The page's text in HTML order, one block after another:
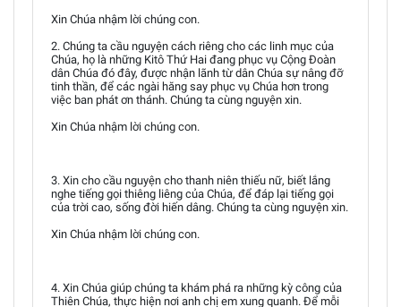
Xin Chúa nhậm lời chúng con.
2. Chúng ta cầu nguyện cách riêng cho các linh mục của
Chúa, họ là những Kitô Thứ Hai đang phục vụ Cộng Đoàn
dân Chúa đó đây, được nhận lãnh từ dân Chúa sự nâng đỡ
tinh thần, để các ngài hăng say phục vụ Chúa hơn trong
việc ban phát ơn thánh. Chúng ta cùng nguyện xin.
Xin Chúa nhậm lời chúng con.
3. Xin cho cầu nguyện cho thanh niên thiếu nữ, biết lắng
nghe tiếng gọi thiêng liêng của Chúa, để đáp lại tiếng gọi
của trời cao, sống đời hiến dâng. Chúng ta cùng nguyện xin.
Xin Chúa nhậm lời chúng con.
4. Xin Chúa giúp chúng ta khám phá ra những kỳ công của
Thiên Chúa, thực hiện nơi anh chị em xung quanh. Để mỗi